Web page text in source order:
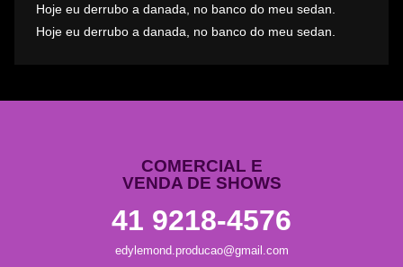
Hoje eu derrubo a danada, no banco do meu sedan.
Hoje eu derrubo a danada, no banco do meu sedan.
COMERCIAL E
VENDA DE SHOWS
41 9218-4576
edylemond.producao@gmail.com